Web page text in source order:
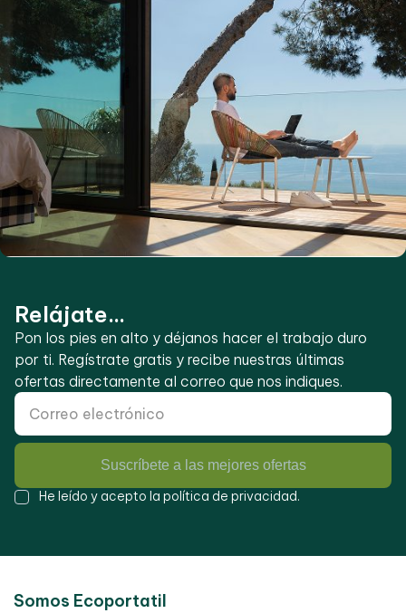
Relájate...
Pon los pies en alto y déjanos hacer el trabajo duro
por ti. Regístrate gratis y recibe nuestras últimas
ofertas directamente al correo que nos indiques.
Suscríbete a las mejores ofertas
He leído y acepto la política de privacidad.
Somos Ecoportatil